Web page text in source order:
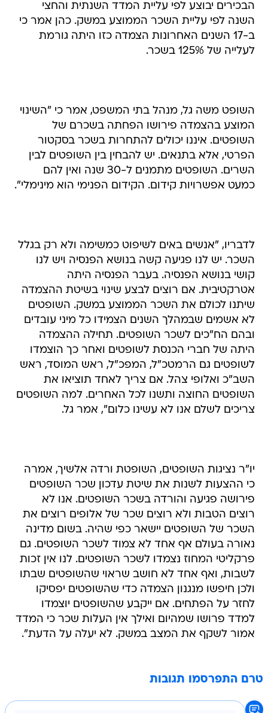
הבכירים יבוצע לפי עליית המדד השנתית והחצי
השנה לפי עליית השכר הממוצע במשק. כהן אמר כי
ב-17 השנים האחרונות הצמדה כזו היתה גורמת
לעלייה של 125% בשכר.
השופט משה גל, מנהל בתי המשפט, אמר כי "השינוי
המוצע בהצמדה פירושו הפחתה בשכרם של
השופטים. איננו יכולים להתחרות בשכר בסקטור
הפרטי, אלא בתנאים. יש להבחין בין השופטים לבין
השרים. השופטים מתמנים ל-30 שנה ואין להם
כמעט אפשרויות קידום. הקידום הפנימי הוא מינימלי".
לדבריו, "אנשים באים לשיפוט כמשימה ולא רק בגלל
השכר. יש לנו פגיעה קשה בנושא הפנסיה ויש לנו
קושי בנושא הפנסיה. בעבר הפנסיה היתה
אטרקטיבית. אם רוצים לבצע שינוי בשיטת ההצמדה
שיתנו לכולם את השכר הממוצע במשק. השופטים
לא אשמים שבמהלך השנים הצמידו כל מיני עובדים
ובהם הח"כים לשכר השופטים. תחילה ההצמדה
היתה של חברי הכנסת לשופטים ואחר כך הוצמדו
לשופטים גם הרמטכ"ל, המפכ"ל, ראש המוסד, ראש
השב"כ ואלופי צהל. אם צריך לאחד תוציאו את
השופטים החוצה ותשנו לכל האחרים. למה השופטים
צריכים לשלם אנו לא עשינו כלום", אמר גל.
יו"ר נציגות השופטים, השופטת ורדה אלשיך, אמרה
כי ההצעות לשנות את שיטת עדכון שכר השופטים
פירושה פגיעה והורדה בשכר השופטים. אנו לא
רוצים הטבות ולא רוצים שכר של אלופים רוצים את
השכר של השופטים יישאר כפי שהיה. בשום מדינה
נאורה בעולם אף אחד לא צמוד לשכר השופטים. גם
פרקליטי המחוז נצמדו לשכר השופטים. לנו אין זכות
לשבות, ואף אחד לא חושב שראוי שהשופטים שבתו
ולכן חיפשו מנגנון הצמדה כדי שהשופטים יפסיקו
לחזר על הפתחים. אם ייקבע שהשופטים יוצמדו
למדד פרושו שמהיום ואילך אין העלות שכר כי המדד
אמור לשקף את המצב במשק. לא יעלה על הדעת".
טרם התפרסמו תגובות